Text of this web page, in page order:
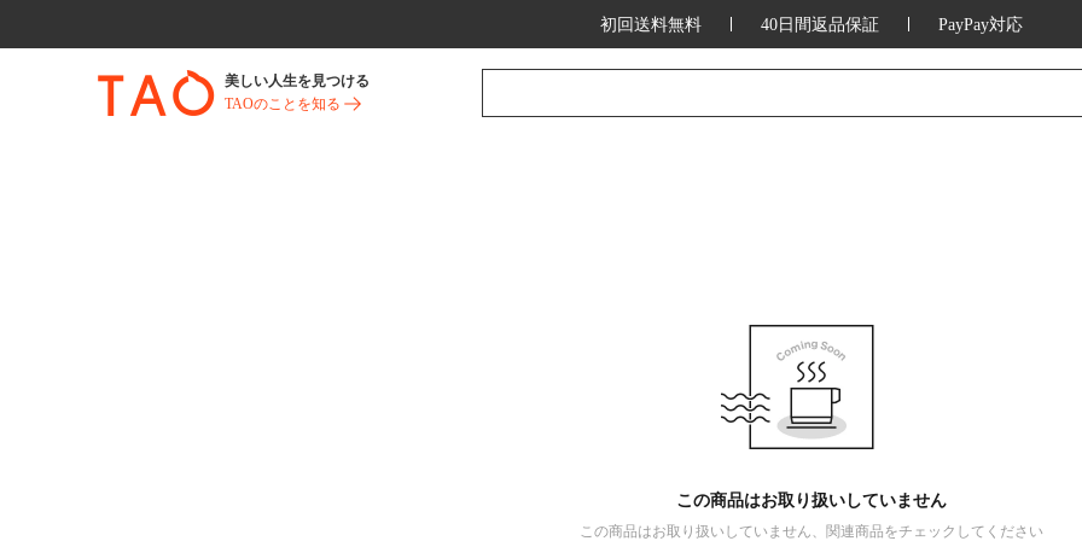
初回送料無料 40日間返品保証 PayPay対応
美しい人生を見つける
TAOのことを知る
この商品はお取り扱いしていません
この商品はお取り扱いしていません、関連商品をチェックしてください